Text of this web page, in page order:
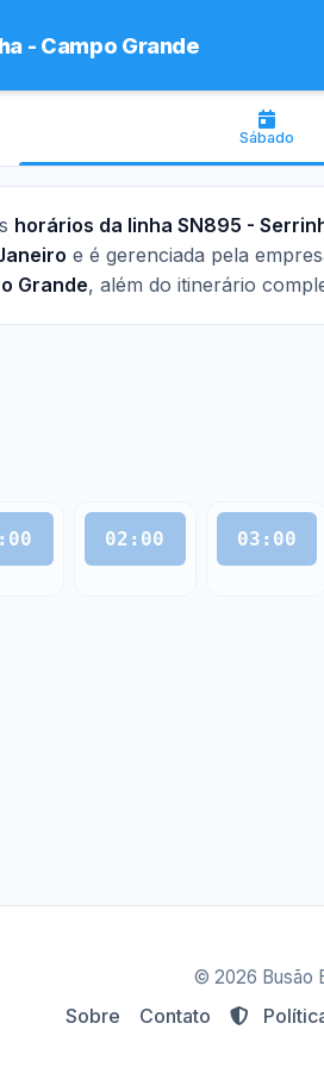
- Campo Grande
Sábado
horários da linha SN895 -
e é gerenciada pela
Grande, além do itinerário
02:00 03:00
© 2026 Busão
Sobre Contato